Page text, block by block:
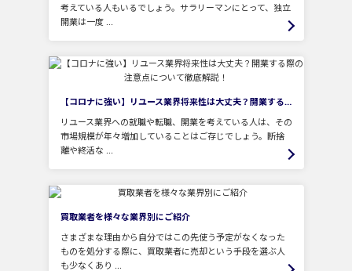
考えている人もいるでしょう。サラリーマンにとって、独立
開業は一度 ...
【コロナに強い】リユース業界将来性は大丈夫？開業する際の注意点について徹底解説！
リユース業界への就職や転職、開業を考えている人は、その
市場規模が年々増加していることはご存じでしょう。断捨
離や終活な ...
買取業者を様々な業界別にご紹介
さまざまな理由から自分ではこの先使う予定がなくなった
ものを処分する際に、買取業者に売却という手段を選ぶ人
も少なくあり ...